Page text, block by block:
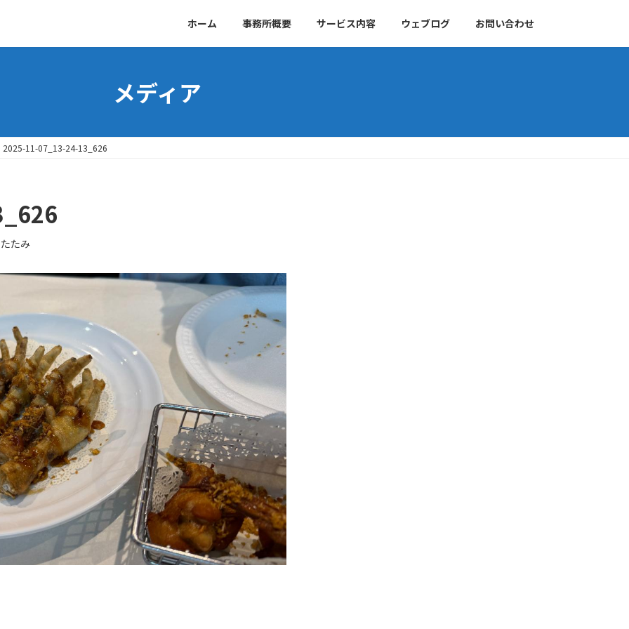
ホーム 事務所概要 サービス内容 ウェブログ お問い合わせ
メディア
2025-11-07_13-24-13_626
たみ